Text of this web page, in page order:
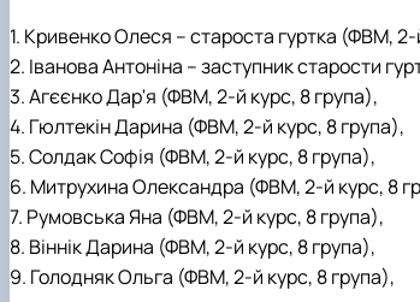
1. Кривенко Олеся – староста гуртка (ФВМ, 2-
2. Іванова Антоніна – заступник старости
3. Агєєнко Дар'я (ФВМ, 2-й курс, 8 група),
4. Гюлтекін Дарина (ФВМ, 2-й курс, 8 група),
5. Солдак Софія (ФВМ, 2-й курс, 8 група),
6. Митрухина Олександра (ФВМ, 2-й курс, 8
7. Румовська Яна (ФВМ, 2-й курс, 8 група),
8. Віннік Дарина (ФВМ, 2-й курс, 8 група),
9. Голодняк Ольга (ФВМ, 2-й курс, 8 група),